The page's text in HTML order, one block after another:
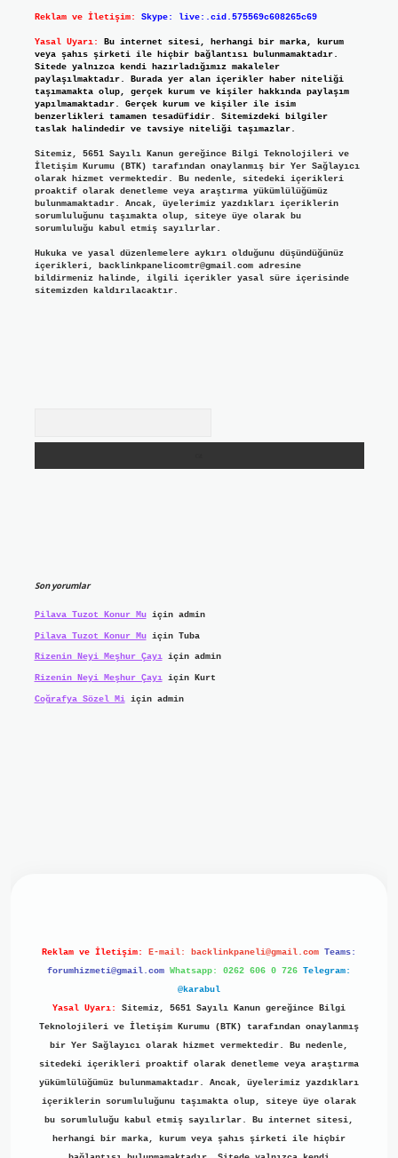
Reklam ve İletişim: Skype: live:.cid.575569c608265c69
Yasal Uyarı:
Bu internet sitesi, herhangi bir marka, kurum
veya şahıs şirketi ile hiçbir bağlantısı bulunmamaktadır.
Sitede yalnızca kendi hazırladığımız makaleler
paylaşılmaktadır. Burada yer alan içerikler haber niteliği
taşımamakta olup, gerçek kurum ve kişiler hakkında paylaşım
yapılmamaktadır. Gerçek kurum ve kişiler ile isim
benzerlikleri tamamen tesadüfidir. Sitemizdeki bilgiler
taslak halindedir ve tavsiye niteliği taşımazlar.
Sitemiz, 5651 Sayılı Kanun gereğince Bilgi Teknolojileri ve
İletişim Kurumu (BTK) tarafından onaylanmış bir Yer Sağlayıcı
olarak hizmet vermektedir. Bu nedenle, sitedeki içerikleri
proaktif olarak denetleme veya araştırma yükümlülüğümüz
bulunmamaktadır. Ancak, üyelerimiz yazdıkları içeriklerin
sorumluluğunu taşımakta olup, siteye üye olarak bu
sorumluluğu kabul etmiş sayılırlar.
Hukuka ve yasal düzenlemelere aykırı olduğunu düşündüğünüz
içerikleri, backlinkpanelicomtr@gmail.comadresine
bildirmeniz halinde, ilgili içerikler yasal süre içerisinde
sitemizden kaldırılacaktır.
Son yorumlar
Pilava Tuzot Konur Muiçin admin
Pilava Tuzot Konur Muiçin Tuba
Rizenin Neyi Meşhur Çayıiçin admin
Rizenin Neyi Meşhur Çayıiçin Kurt
Coğrafya Sözel Miiçin admin
Reklam ve İletişim: E-mail: backlinkpaneli@gmail.com Teams:
forumhizmeti@gmail.com Whatsapp: 0262 606 0 726 Telegram:
@karabul
Yasal Uyarı:
Sitemiz, 5651 Sayılı Kanun gereğince Bilgi
Teknolojileri ve İletişim Kurumu (BTK) tarafından onaylanmış
bir Yer Sağlayıcı olarak hizmet vermektedir. Bu nedenle,
sitedeki içerikleri proaktif olarak denetleme veya araştırma
yükümlülüğümüz bulunmamaktadır. Ancak, üyelerimiz yazdıkları
içeriklerin sorumluluğunu taşımakta olup, siteye üye olarak
bu sorumluluğu kabul etmiş sayılırlar. Bu internet sitesi,
herhangi bir marka, kurum veya şahıs şirketi ile hiçbir